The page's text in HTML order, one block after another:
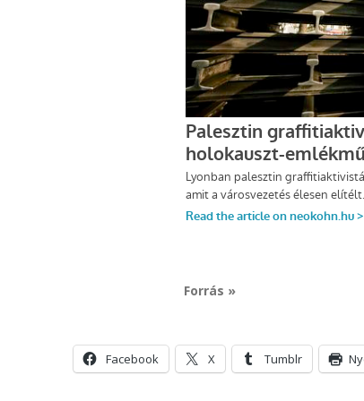
Forrás »
Facebook X Tumblr